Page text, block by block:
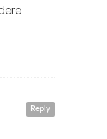
Reply